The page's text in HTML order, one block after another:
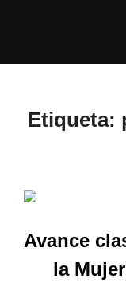
Etiqueta:
Avance
la